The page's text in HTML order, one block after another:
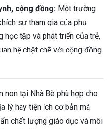
cộng đồng: Một trường
sự tham gia của phụ
học tập và phát triển của trẻ,
hệ chặt chẽ với cộng đồng
non tại Nhà Bè phù hợp cho
lý hay tiện ích cơ bản mà
chất lượng giáo dục và môi